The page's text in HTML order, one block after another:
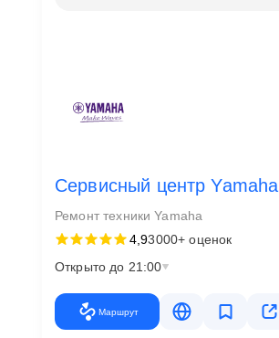
Сервисный центр Yamaha
Ремонт техники Yamaha
4,93000+ оценок
Открыто до 21:00
Маршрут